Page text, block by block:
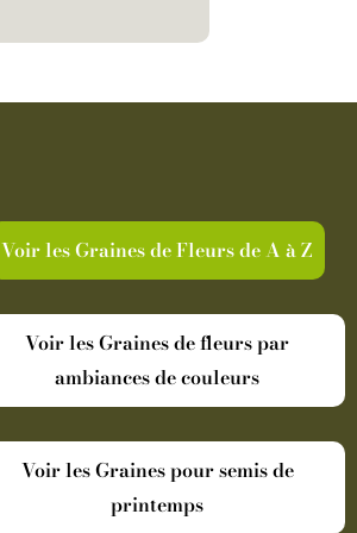
Voir les Graines de Fleurs de A à Z
Voir les Graines de fleurs par
ambiances de couleurs
Voir les Graines pour semis de
printemps